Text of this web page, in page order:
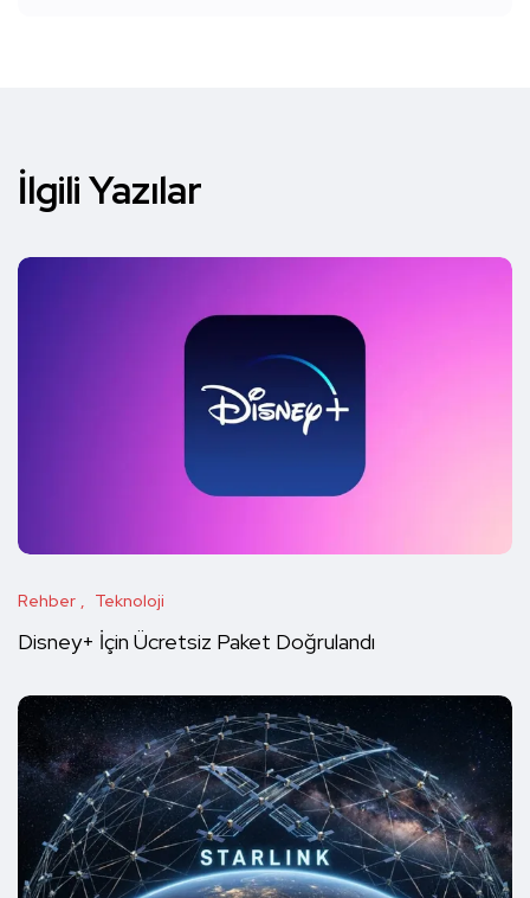
İlgili Yazılar
Rehber Teknoloji
Disney+ İçin Ücretsiz Paket Doğrulandı